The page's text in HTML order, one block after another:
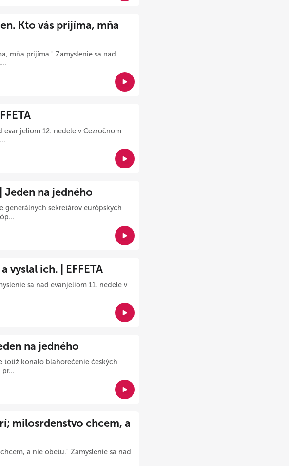
Kto vás prijíma, mňa
mňa prijíma." Zamyslenie sa nad
evanjeliom 12. nedele v Cezročnom
Jeden na jedného
generálnych sekretárov európskych
vyslal ich. | EFFETA
sa nad evanjeliom 11. nedele v
na jedného
totiž konalo blahorečenie českých
milosrdenstvo chcem, a
a nie obetu." Zamyslenie sa nad